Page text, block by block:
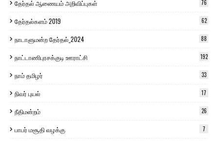
தேர்தல் ஆணையம் அறிவிப்புகள் 76
தேர்தல்களம் 2019 62
நாடாளுமன்ற தேர்தல்_2024 88
நாட்டாணிபுரசக்குடி ஊராட்சி 192
நாம் தமிழர் 33
நிவர் புயல் 17
நீதிமன்றம் 26
பாபர் மசூதி வழக்கு 7